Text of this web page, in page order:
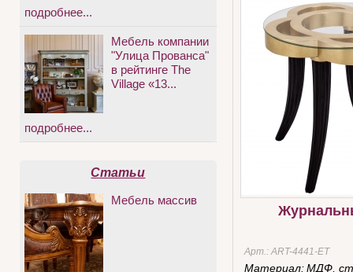
Арт.: ART-4441-ET
Материал:МДФ,
подробнее...
Мебель компании
"Улица Прованса"
в рейтинге The
Village «13...
подробнее...
Статьи
Мебель массив